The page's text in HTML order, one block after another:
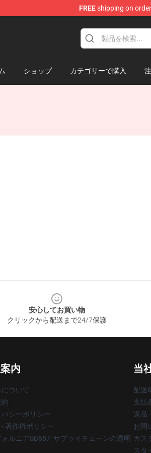
FREEshipping on
ショップ カテゴリーで購入
安心してお買い物
クリックから配送まで24/7保護
内
ついて
バシーポリシー
- 著作権ポリシー
ォルニアSB657: サプライチェーンの透明
当
配送
支払
返品
お問
カス
スタ